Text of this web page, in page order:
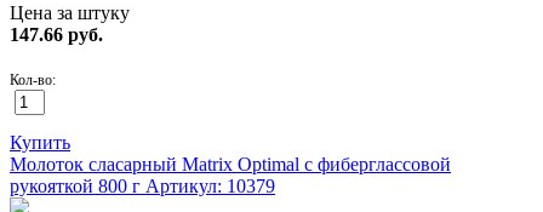
Цена за штуку
147.66 руб.
Кол-во:
Купить
Молоток сласарный Matrix Optimal с фиберглассовой
рукояткой 800 г Артикул: 10379